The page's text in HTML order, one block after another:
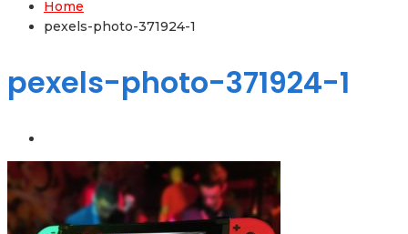
Home
pexels-photo-371924-1
pexels-photo-371924-1